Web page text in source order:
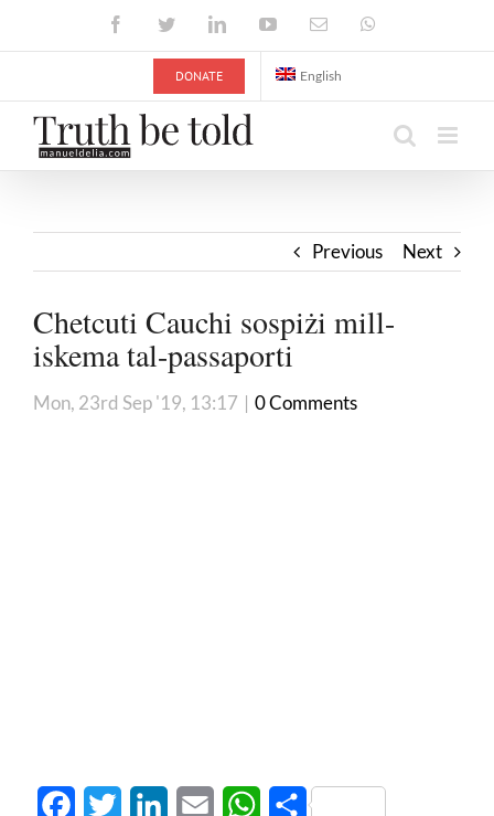
FacebookTwitterLinkedInYouTubeEmail
DONATE English
Previous Next
Chetcuti Cauchi sospiżi mill-
iskema tal-passaporti
Mon, 23rd Sep '19, 13:17 | 0 Comments
FacebookTwitter LinkedInEmail WhatsApp
Share